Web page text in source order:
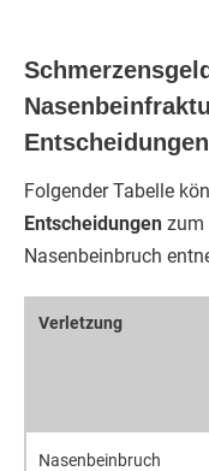
Entscheidungen
Folgender Tabelle
Entscheidungen zum
Nasenbeinbruch
Verletzung
Nasenbein­bruch